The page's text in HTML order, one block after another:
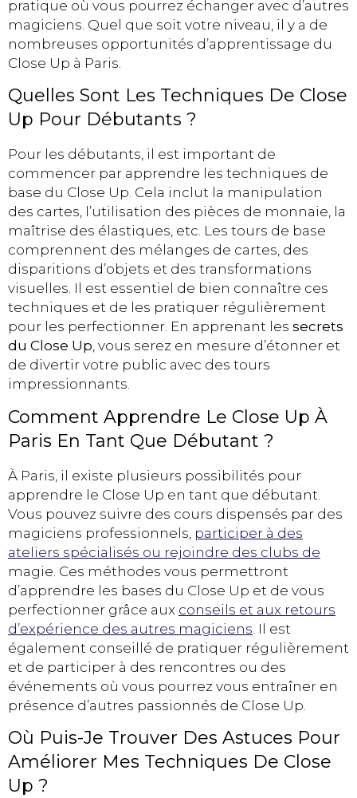
pratique où vous pourrez échanger avec d’autres
magiciens. Quel que soit votre niveau, il y a de
nombreuses opportunités d’apprentissage du
Close Up à Paris.
Quelles Sont Les Techniques De Close
Up Pour Débutants ?
Pour les débutants, il est important de
commencer par apprendre les techniques de
base du Close Up. Cela inclut la manipulation
des cartes, l’utilisation des pièces de monnaie, la
maîtrise des élastiques, etc. Les tours de base
comprennent des mélanges de cartes, des
disparitions d’objets et des transformations
visuelles. Il est essentiel de bien connaître ces
techniques et de les pratiquer régulièrement
pour les perfectionner. En apprenant les secrets
du Close Up, vous serez en mesure d’étonner et
de divertir votre public avec des tours
impressionnants.
Comment Apprendre Le Close Up À
Paris En Tant Que Débutant ?
À Paris, il existe plusieurs possibilités pour
apprendre le Close Up en tant que débutant.
Vous pouvez suivre des cours dispensés par des
magiciens professionnels, participer à des
ateliers spécialisés ou rejoindre des clubs de
magie. Ces méthodes vous permettront
d’apprendre les bases du Close Up et de vous
perfectionner grâce aux conseils et aux retours
d’expérience des autres magiciens . Il est
également conseillé de pratiquer régulièrement
et de participer à des rencontres ou des
événements où vous pourrez vous entraîner en
présence d’autres passionnés de Close Up.
Où Puis-Je Trouver Des Astuces Pour
Améliorer Mes Techniques De Close
Up ?